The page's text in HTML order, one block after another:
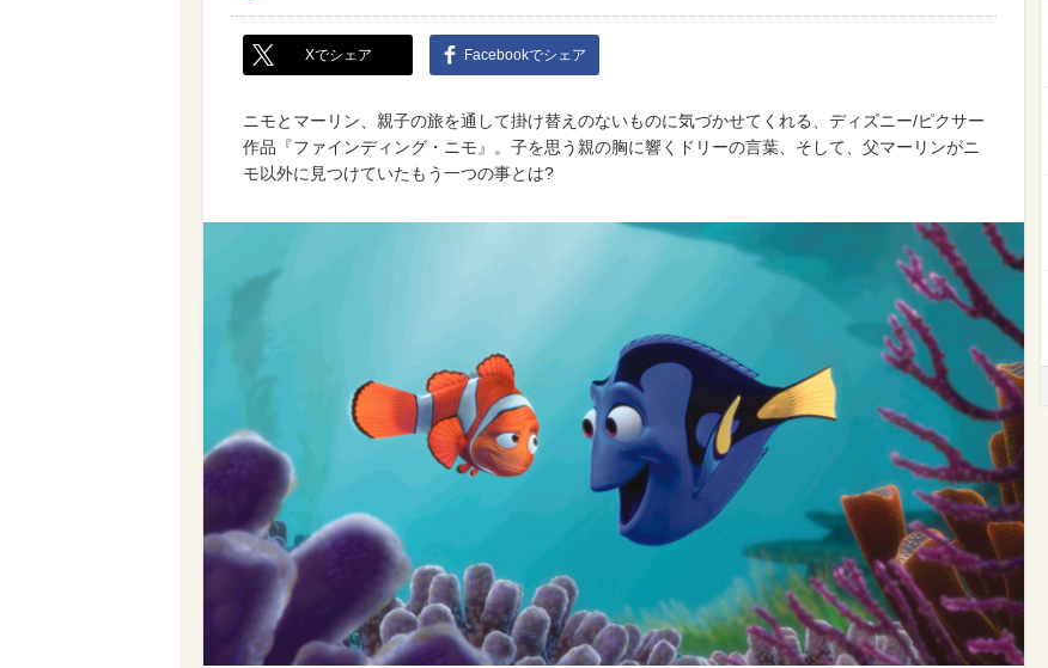
Xでシェア Facebookでシェア
ニモとマーリン、親子の旅を通して掛け替えのないものに気づかせてくれる、ディズニー/ピクサー
作品『ファインディング・ニモ』。子を思う親の胸に響くドリーの言葉、そして、父マーリンがニ
モ以外に見つけていたもう一つの事とは?